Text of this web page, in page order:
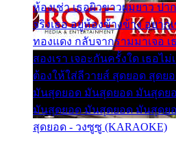
ห้องเช่า เธอผิวขาวผมยาว ป
จริงเธอ อยู่ห้องข้างข้าง อยาก
ทองแดง กลับจากรามมาเจอ
สองเรา เจอะกันครั้งใด เธอไ
ต้องให้ใส่ลีวายส์ สุดยอด สุด
มันสุดยอด มันสุดยอด มันสุดย
มันสุดยอด มันสุดยอด มันสุดย
สุดยอด - วงซูซู (KARAOKE)